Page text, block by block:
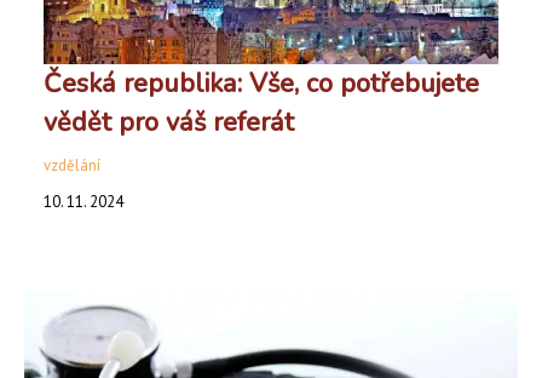
Česká republika: Vše, co potřebujete
vědět pro váš referát
vzdělání
10. 11. 2024